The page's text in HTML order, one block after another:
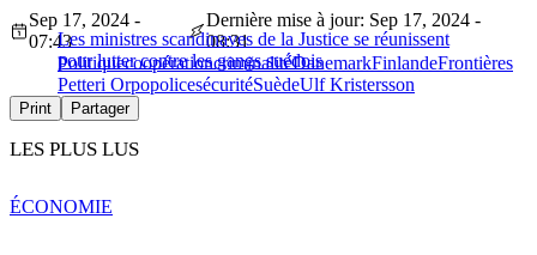
Les ministres scandinaves de la Justice se réunissent
pour lutter contre les gangs suédois
Sep 17, 2024 -
07:43
Dernière mise à jour: Sep 17, 2024 -
08:31
PolitiquecoopérationcriminalitéDanemarkFinlandeFrontières
Petteri OrpopolicesécuritéSuèdeUlf Kristersson
Print Partager
LES PLUS LUS
ÉCONOMIE